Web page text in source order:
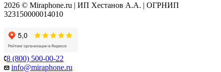
2026 © Miraphone.ru | ИП Хестанов А.А. | ОГРНИП
323150000014010
8 (800) 500-00-22
info@miraphone.ru